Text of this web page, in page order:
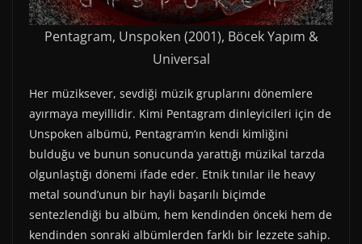
Pentagram, Unspoken (2001), Böcek Yapım &
Universal
Her müziksever, sevdiği müzik gruplarını dönemlere
ayırmaya meyillidir. Kimi Pentagram dinleyicileri için de
Unspoken albümü, Pentagram’ın kendi kimliğini
bulduğu ve bunun sonucunda yarattığı müzikal tarzda
olgunlaştığı dönemi ifade eder. Etnik tınılar ile heavy
metal sound’unun bir hayli başarılı biçimde
sentezlendiği bu albüm, hem kendinden önceki hem de
kendinden sonraki albümlerden farklı bir lezzete sahip.